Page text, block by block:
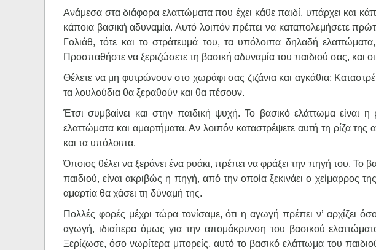
Ανάμεσα στα διάφορα ελαττώματα που έχει κάθε παιδί, υπάρχει και
κάποια βασική αδυναμία. Αυτό λοιπόν πρέπει να καταπολεμήσετε
Γολιάθ, τότε και το στράτευμά του, τα υπόλοιπα δηλαδή
Προσπαθήστε να ξεριζώσετε τη βασική αδυναμία του παιδιού σας, και
Θέλετε να μη φυτρώνουν στο χωράφι σας ζιζάνια και αγκάθια;
τα λουλούδια θα ξεραθούν και θα πέσουν.
Έτσι συμβαίνει και στην παιδική ψυχή. Το βασικό ελάττωμα είναι
ελαττώματα και αμαρτήματα. Αν λοιπόν καταστρέψετε αυτή τη ρίζα
και τα υπόλοιπα.
Όποιος θέλει να ξεράνει ένα ρυάκι, πρέπει να φράξει την πηγή του. Το
παιδιού, είναι ακριβώς η πηγή, από την οποία ξεκινάει ο χείμαρρος
αμαρτία θα χάσει τη δύναμή της.
Πολλές φορές μέχρι τώρα τονίσαμε, ότι η αγωγή πρέπει ν’ αρχίζει
αγωγή, ιδιαίτερα όμως για την απομάκρυνση του βασικού
Ξερίζωσε, όσο νωρίτερα μπορείς, αυτό το βασικό ελάττωμα του